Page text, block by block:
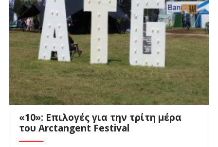
«10»: Επιλογές για την τρίτη μέρα
του Arctangent Festival